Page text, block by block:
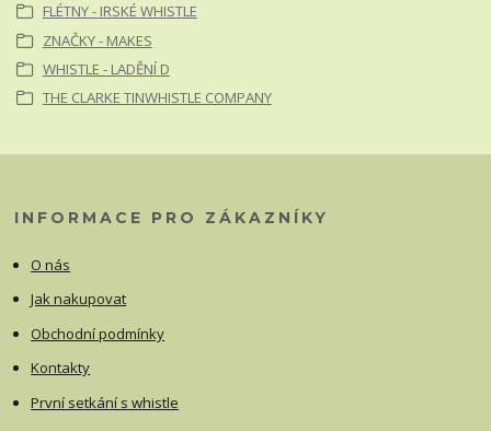
FLÉTNY - IRSKÉ WHISTLE
ZNAČKY - MAKES
WHISTLE - LADĚNÍ D
THE CLARKE TINWHISTLE COMPANY
INFORMACE PRO ZÁKAZNÍKY
O nás
Jak nakupovat
Obchodní podmínky
Kontakty
První setkání s whistle